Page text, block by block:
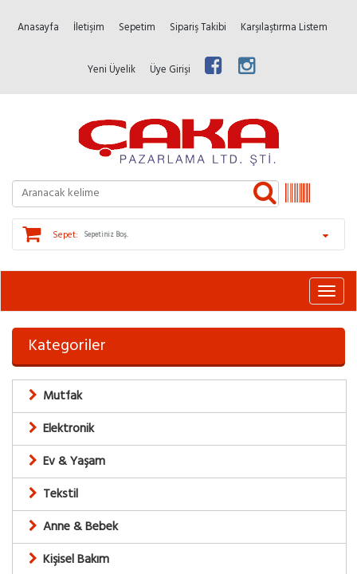
Anasayfa İletişim Sepetim Sipariş Takibi Karşılaştırma Listem
Yeni Üyelik Üye Girişi
Sepet: Sepetiniz Boş.
Kategoriler
Mutfak
Elektronik
Ev & Yaşam
Tekstil
Anne & Bebek
Kişisel Bakım